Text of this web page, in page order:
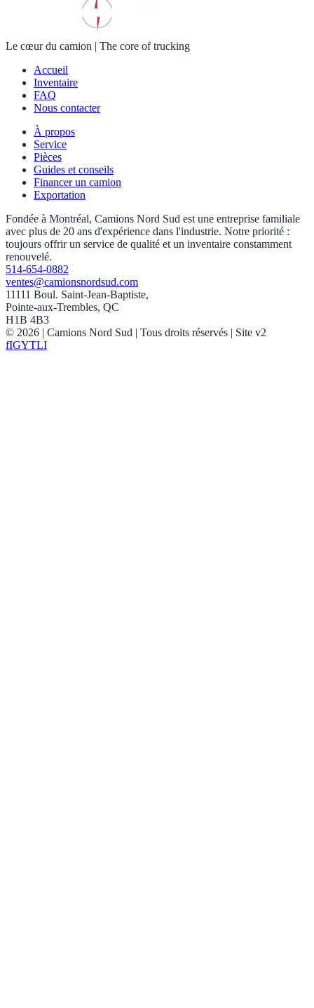
Le cœur du camion | The core of trucking
Accueil
Inventaire
FAQ
Nous contacter
À propos
Service
Pièces
Guides et conseils
Financer un camion
Exportation
Fondée à Montréal, Camions Nord Sud est une entreprise familiale
avec plus de 20 ans d'expérience dans l'industrie. Notre priorité :
toujours offrir un service de qualité et un inventaire constamment
renouvelé.
514-654-0882
ventes@camionsnordsud.com
11111 Boul. Saint-Jean-Baptiste,
Pointe-aux-Trembles, QC
H1B 4B3
© 2026 | Camions Nord Sud | Tous droits réservés | Site v2
fIGYTLI